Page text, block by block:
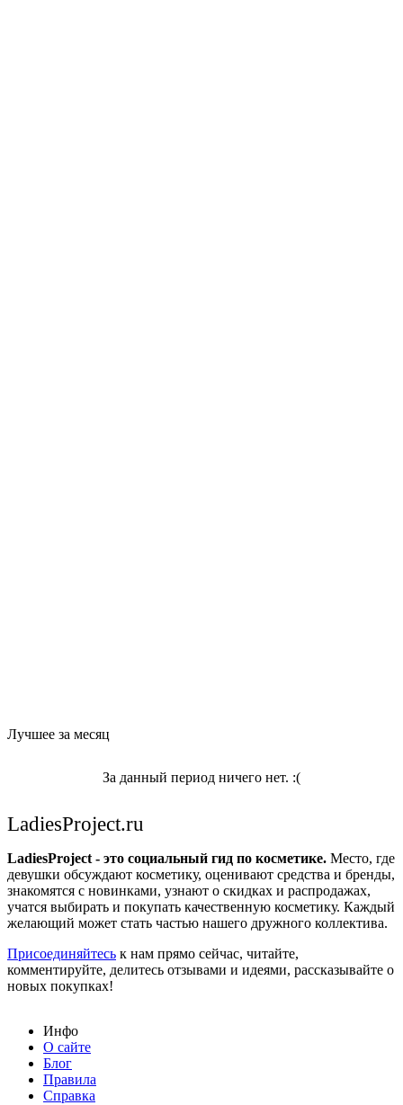
Лучшее за месяц
За данный период ничего нет. :(
LadiesProject.ru
LadiesProject - это социальный гид по косметике. Место, где
девушки обсуждают косметику, оценивают средства и бренды,
знакомятся с новинками, узнают о скидках и распродажах,
учатся выбирать и покупать качественную косметику. Каждый
желающий может стать частью нашего дружного коллектива.
Присоединяйтесь к нам прямо сейчас, читайте,
комментируйте, делитесь отзывами и идеями, рассказывайте о
новых покупках!
Инфо
О сайте
Блог
Правила
Справка